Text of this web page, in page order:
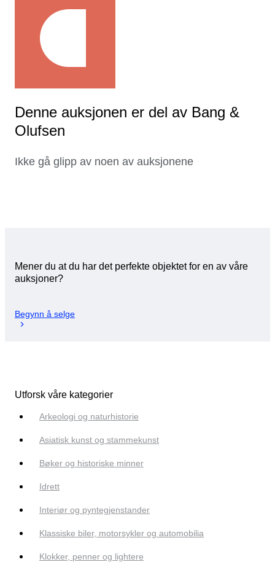
Denne auksjonen er del av Bang &
Olufsen
Ikke gå glipp av noen av auksjonene
Mener du at du har det perfekte objektet for en av våre
auksjoner?
Begynn å selge
Utforsk våre kategorier
Arkeologi og naturhistorie
Asiatisk kunst og stammekunst
Bøker og historiske minner
Idrett
Interiør og pyntegjenstander
Klassiske biler, motorsykler og automobilia
Klokker, penner og lightere